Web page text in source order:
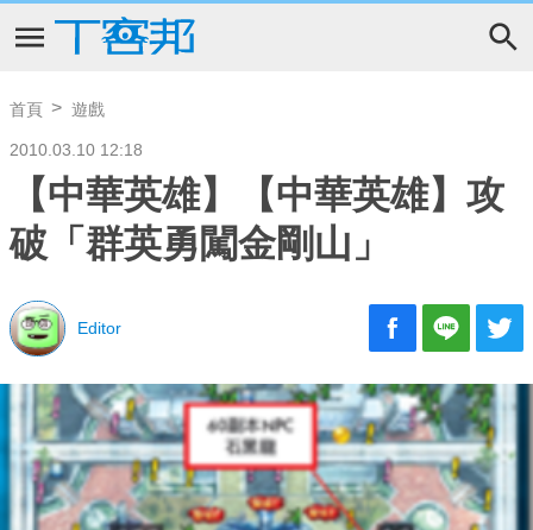
首頁 遊戲
2010.03.10 12:18
【中華英雄】【中華英雄】攻
破「群英勇闖金剛山」
Editor